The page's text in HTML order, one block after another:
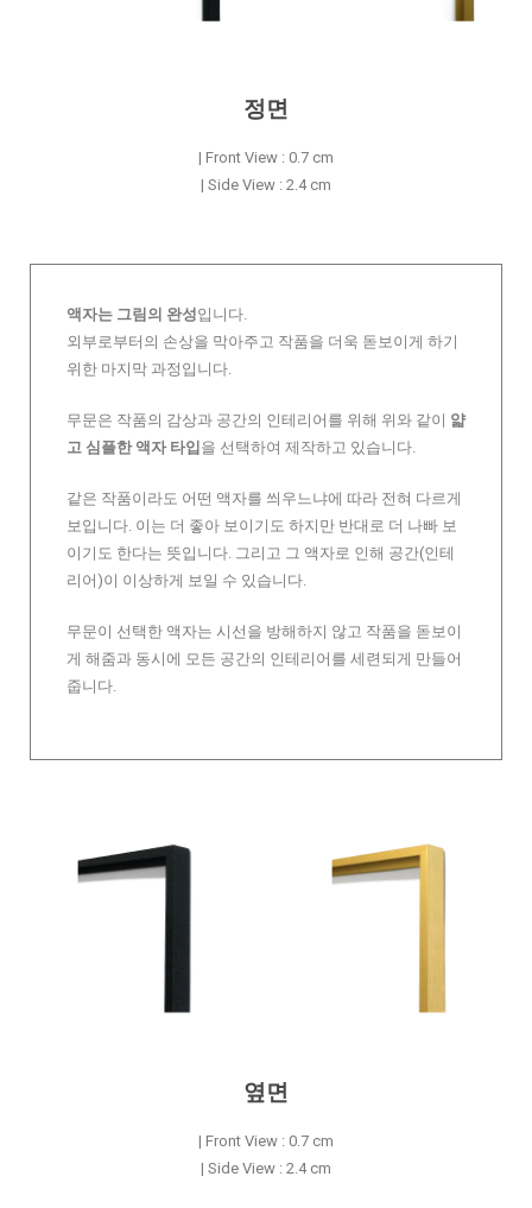
정면
| Front View : 0.7 cm
| Side View : 2.4 cm
액자는 그림의 완성입니다.
외부로부터의 손상을 막아주고 작품을 더욱 돋보이게 하기
위한 마지막 과정입니다.
무문은 작품의 감상과 공간의 인테리어를 위해 위와 같이 얇
고 심플한 액자 타입 을 선택하여 제작하고 있습니다.
같은 작품이라도 어떤 액자를 씌우느냐에 따라 전혀 다르게
보입니다. 이는 더 좋아 보이기도 하지만 반대로 더 나빠 보
이기도 한다는 뜻입니다. 그리고 그 액자로 인해 공간(인테
리어)이 이상하게 보일 수 있습니다.
무문이 선택한 액자는 시선을 방해하지 않고 작품을 돋보이
게 해줌과 동시에 모든 공간의 인테리어를 세련되게 만들어
줍니다.
옆면
| Front View : 0.7 cm
| Side View : 2.4 cm